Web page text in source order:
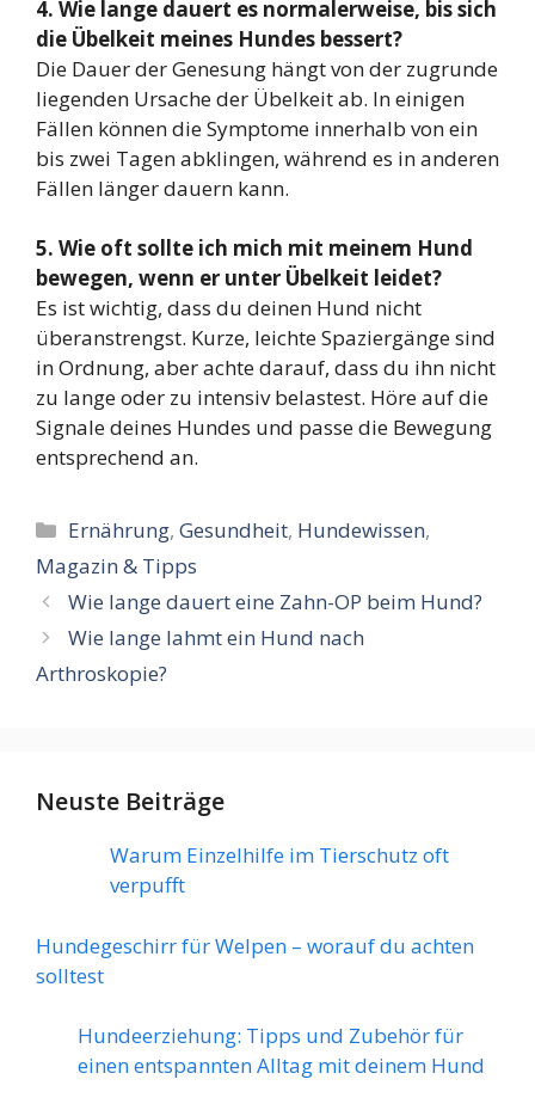
4. Wie lange dauert es normalerweise, bis sich
die Übelkeit meines Hundes bessert?
Die Dauer der Genesung hängt von der zugrunde
liegenden Ursache der Übelkeit ab. In einigen
Fällen können die Symptome innerhalb von ein
bis zwei Tagen abklingen, während es in anderen
Fällen länger dauern kann.
5. Wie oft sollte ich mich mit meinem Hund
bewegen, wenn er unter Übelkeit leidet?
Es ist wichtig, dass du deinen Hund nicht
überanstrengst. Kurze, leichte Spaziergänge sind
in Ordnung, aber achte darauf, dass du ihn nicht
zu lange oder zu intensiv belastest. Höre auf die
Signale deines Hundes und passe die Bewegung
entsprechend an.
Kategorien
Ernährung,Gesundheit, Hundewissen,
Magazin & Tipps
Wie lange dauert eine Zahn-OP beim Hund?
Wie lange lahmt ein Hund nach
Arthroskopie?
Neuste Beiträge
Warum Einzelhilfe im Tierschutz oft
verpufft
Hundegeschirr für Welpen – worauf du achten
solltest
Hundeerziehung: Tipps und Zubehör für
einen entspannten Alltag mit deinem Hund